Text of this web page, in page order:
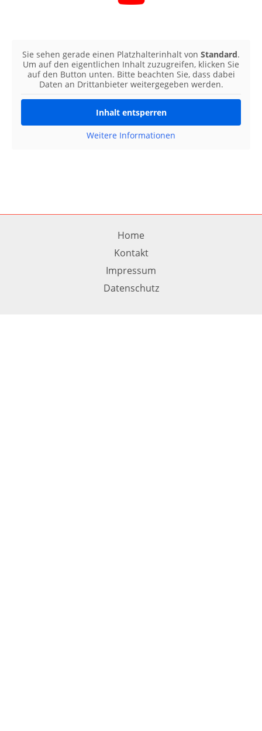
Sie sehen gerade einen Platzhalterinhalt von Standard.
Um auf den eigentlichen Inhalt zuzugreifen, klicken Sie
auf den Button unten. Bitte beachten Sie, dass dabei
Daten an Drittanbieter weitergegeben werden.
Inhalt entsperren
Weitere Informationen
Home
Kontakt
Impressum
Datenschutz